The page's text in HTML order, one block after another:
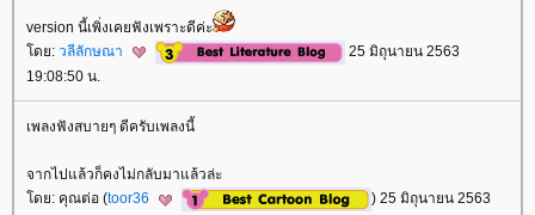
version นี้เพิ่งเคยฟังเพราะดีค่ะ
ดย: วลีลักษณา
25 มิถุนายน 2563
19:08:50 น.
เพลงฟังสบายๆ ดีครับเพลงนี้
จากไปแล้วก็คงไม่กลับมาแล้วล่ะ
ดย: คุณต่อ (toor36
) 25 มิถุนายน 2563